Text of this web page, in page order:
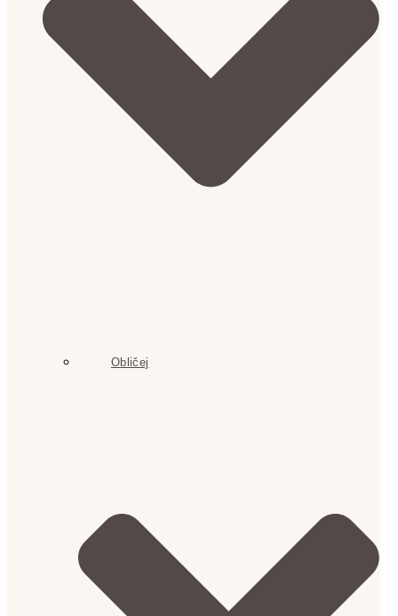
Obličej